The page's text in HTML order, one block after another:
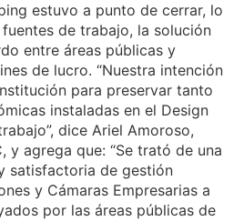
estuvo a punto de cerrar, lo
de trabajo, la solución
entre áreas públicas y
de lucro. “Nuestra intención
para preservar tanto
instaladas en el Design
dice Ariel Amoroso,
y agrega que: “Se trató de una
satisfactoria de gestión
y Cámaras Empresarias a
por las áreas públicas de